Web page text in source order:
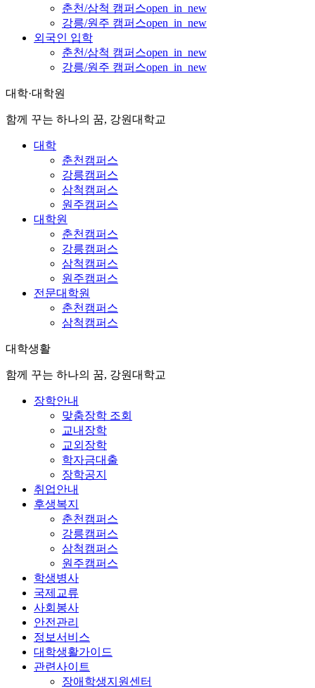
춘천/삼척 캠퍼스open_in_new
강릉/원주 캠퍼스open_in_new
외국인 입학
춘천/삼척 캠퍼스open_in_new
강릉/원주 캠퍼스open_in_new
대학·대학원
함께 꾸는 하나의 꿈, 강원대학교
대학
춘천캠퍼스
강릉캠퍼스
삼척캠퍼스
원주캠퍼스
대학원
춘천캠퍼스
강릉캠퍼스
삼척캠퍼스
원주캠퍼스
전문대학원
춘천캠퍼스
삼척캠퍼스
대학생활
함께 꾸는 하나의 꿈, 강원대학교
장학안내
맞춤장학 조회
교내장학
교외장학
학자금대출
장학공지
취업안내
후생복지
춘천캠퍼스
강릉캠퍼스
삼척캠퍼스
원주캠퍼스
학생병사
국제교류
사회봉사
안전관리
정보서비스
대학생활가이드
관련사이트
장애학생지원센터